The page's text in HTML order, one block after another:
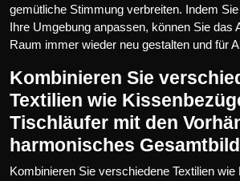
gemütliche Stimmung verbreiten. Indem
Ihre Umgebung anpassen, können Sie das
Raum immer wieder neu gestalten und für
Kombinieren Sie
Textilien wie
Tischläufer mit den
harmonisches
Kombinieren Sie verschiedene Textilien